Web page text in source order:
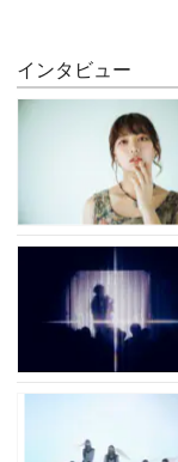
インタビュー